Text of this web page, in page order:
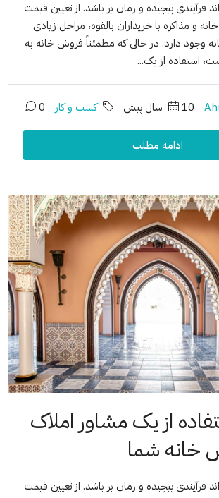
فرآیندی پیچیده و زمان بر باشد. از تعیین قیمت
و مذاکره با خریداران بالقوه، مراحل زیادی
وجود دارد. در حالی که مطمئناً فروش خانه به
استفاده از یک...
10 سال پیش کسب و کار 0
ادامه مطلب
از یک مشاور املاک
خانه شما
فرآیندی پیچیده و زمان بر باشد. از تعیین قیمت